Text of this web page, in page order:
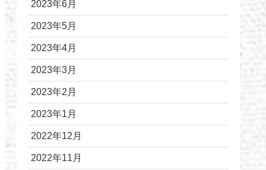
2023年6月
2023年5月
2023年4月
2023年3月
2023年2月
2023年1月
2022年12月
2022年11月